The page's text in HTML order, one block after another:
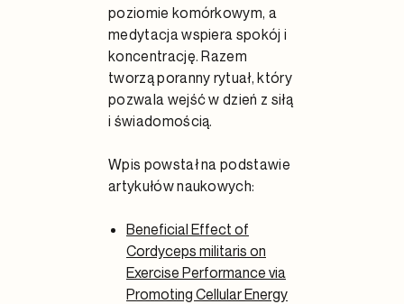
poziomie komórkowym, a
medytacja wspiera spokój i
koncentrację. Razem
tworzą poranny rytuał, który
pozwala wejść w dzień z siłą
i świadomością.
Wpis powstał na podstawie
artykułów naukowych:
Beneficial Effect of
Cordyceps militaris on
Exercise Performance via
Promoting Cellular Energy